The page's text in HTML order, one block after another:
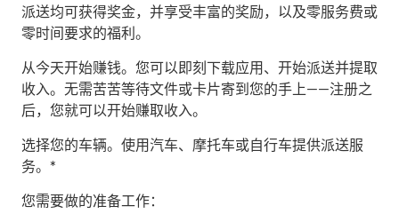
派送均可获得奖金，并享受丰富的奖励，以及零服务费或
零时间要求的福利。
从今天开始赚钱。 您可以即刻下载应用、开始派送并提取
收入。无需苦苦等待文件或卡片寄到您的手上——注册之
后，您就可以开始赚取收入。
​选择您的车辆。使用汽车、摩托车或自行车提供派送服
务。*
您需要做的准备工作：